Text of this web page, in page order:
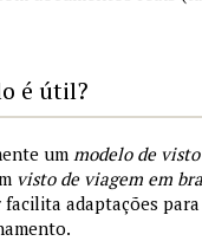
é útil?
um modelo de
visto de viagem em
adaptações